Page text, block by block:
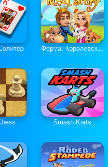
Ферма: Королевская История
Smash Karts